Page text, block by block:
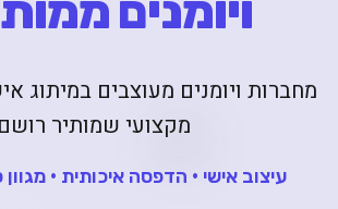
ויומנים
מחברות ויומנים מעוצבים במיתוג
מקצועי שמותיר רושם
עיצוב אישי • הדפסה איכותית • מגוון